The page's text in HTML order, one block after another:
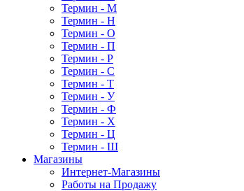
Термин - М
Термин - Н
Термин - О
Термин - П
Термин - Р
Термин - С
Термин - Т
Термин - У
Термин - Ф
Термин - Х
Термин - Ц
Термин - Ш
Магазины
Интернет-Магазины
Работы на Продажу